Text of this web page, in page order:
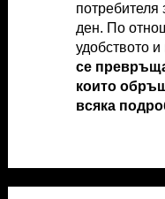
потребителя
ден. По
удобството
се
които
всяка
потребителя
ден. По
удобството
се
които
всяка